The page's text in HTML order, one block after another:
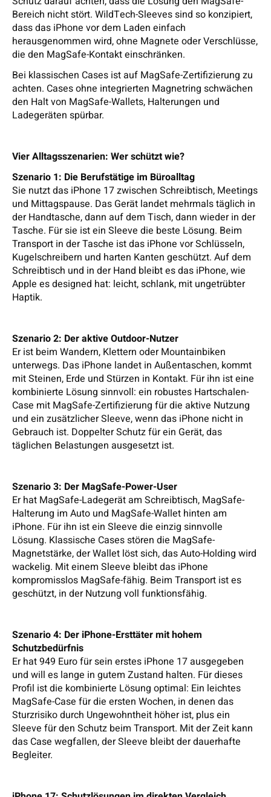
Bereich nicht stört. WildTech-Sleeves sind so konzipiert,
dass das iPhone vor dem Laden einfach
herausgenommen wird, ohne Magnete oder Verschlüsse,
die den MagSafe-Kontakt einschränken.
Bei klassischen Cases ist auf MagSafe-Zertifizierung zu
achten. Cases ohne integrierten Magnetring schwächen
den Halt von MagSafe-Wallets, Halterungen und
Ladegeräten spürbar.
Vier Alltagsszenarien: Wer schützt wie?
Szenario 1: Die Berufstätige im Büroalltag
Sie nutzt das iPhone 17 zwischen Schreibtisch, Meetings
und Mittagspause. Das Gerät landet mehrmals täglich in
der Handtasche, dann auf dem Tisch, dann wieder in der
Tasche. Für sie ist ein Sleeve die beste Lösung. Beim
Transport in der Tasche ist das iPhone vor Schlüsseln,
Kugelschreibern und harten Kanten geschützt. Auf dem
Schreibtisch und in der Hand bleibt es das iPhone, wie
Apple es designed hat: leicht, schlank, mit ungetrübter
Haptik.
Szenario 2: Der aktive Outdoor-Nutzer
Er ist beim Wandern, Klettern oder Mountainbiken
unterwegs. Das iPhone landet in Außentaschen, kommt
mit Steinen, Erde und Stürzen in Kontakt. Für ihn ist eine
kombinierte Lösung sinnvoll: ein robustes Hartschalen-
Case mit MagSafe-Zertifizierung für die aktive Nutzung
und ein zusätzlicher Sleeve, wenn das iPhone nicht in
Gebrauch ist. Doppelter Schutz für ein Gerät, das
täglichen Belastungen ausgesetzt ist.
Szenario 3: Der MagSafe-Power-User
Er hat MagSafe-Ladegerät am Schreibtisch, MagSafe-
Halterung im Auto und MagSafe-Wallet hinten am
iPhone. Für ihn ist ein Sleeve die einzig sinnvolle
Lösung. Klassische Cases stören die MagSafe-
Magnetstärke, der Wallet löst sich, das Auto-Holding wird
wackelig. Mit einem Sleeve bleibt das iPhone
kompromisslos MagSafe-fähig. Beim Transport ist es
geschützt, in der Nutzung voll funktionsfähig.
Szenario 4: Der iPhone-Ersttäter mit hohem
Schutzbedürfnis
Er hat 949 Euro für sein erstes iPhone 17 ausgegeben
und will es lange in gutem Zustand halten. Für dieses
Profil ist die kombinierte Lösung optimal: Ein leichtes
MagSafe-Case für die ersten Wochen, in denen das
Sturzrisiko durch Ungewohntheit höher ist, plus ein
Sleeve für den Schutz beim Transport. Mit der Zeit kann
das Case wegfallen, der Sleeve bleibt der dauerhafte
Begleiter.